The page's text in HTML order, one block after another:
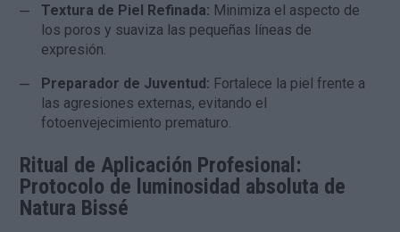
Textura de Piel Refinada: Minimiza el aspecto de
los poros y suaviza las pequeñas líneas de
expresión.
Preparador de Juventud: Fortalece la piel frente a
las agresiones externas, evitando el
fotoenvejecimiento prematuro.
Ritual de Aplicación Profesional:
Protocolo de luminosidad absoluta de
Natura Bissé